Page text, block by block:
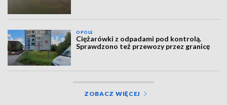
OPOLE
Ciężarówki z odpadami pod kontrolą.
Sprawdzono też przewozy przez granicę
ZOBACZ WIĘCEJ